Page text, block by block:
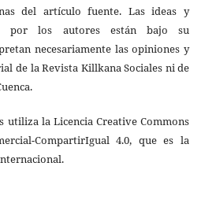
del artículo fuente. Las ideas y
por los autores están bajo su
necesariamente las opiniones y
de la Revista Killkana Sociales ni de
utiliza la Licencia Creative Commons
CompartirIgual 4.0, que es la